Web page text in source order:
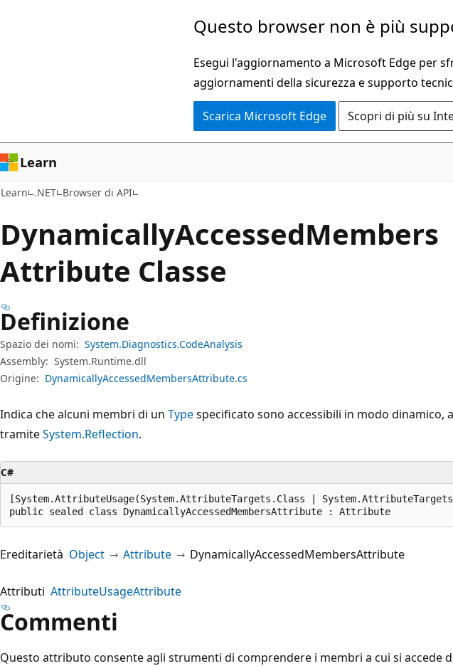
Questo browser non è più
Esegui l'aggiornamento a Microsoft Edge per
aggiornamenti della sicurezza e supporto
Scarica Microsoft Edge Scopri di più su
Learn
Learn .NET Browser di API
DynamicallyAccessedMembers
Attribute Classe
Definizione
Spazio dei nomi: System.Diagnostics.CodeAnalysis
Assembly: System.Runtime.dll
Origine: DynamicallyAccessedMembersAttribute.cs
Indica che alcuni membri di un Typespecificato sono accessibili in modo dinamico,
tramiteSystem.Reflection.
C#
[System.AttributeUsage(System.AttributeTargets.Class |
public sealed class DynamicallyAccessedMembersAttribute : Attribute
Ereditarietà Object Attribute DynamicallyAccessedMembersAttribute
Attributi AttributeUsageAttribute
Commenti
Questo attributo consente agli strumenti di comprendere i membri a cui si accede